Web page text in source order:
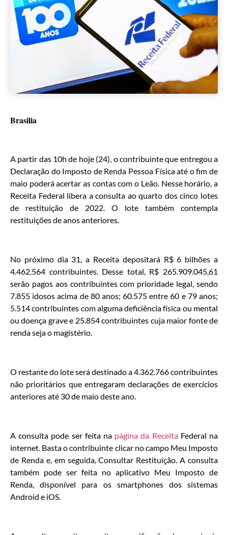
Brasilia
A partir das 10h de hoje (24), o contribuinte que entregou a
Declaração do Imposto de Renda Pessoa Física até o fim de
maio poderá acertar as contas com o Leão. Nesse horário, a
Receita Federal libera a consulta ao quarto dos cinco lotes
de restituição de 2022. O lote também contempla
restituições de anos anteriores.
No próximo dia 31, a Receita depositará R$ 6 bilhões a
4.462.564 contribuintes. Desse total, R$ 265.909.045,61
serão pagos aos contribuintes com prioridade legal, sendo
7.855 idosos acima de 80 anos; 60.575 entre 60 e 79 anos;
5.514 contribuintes com alguma deficiência física ou mental
ou doença grave e 25.854 contribuintes cuja maior fonte de
renda seja o magistério.
O restante do lote será destinado a 4.362.766 contribuintes
não prioritários que entregaram declarações de exercícios
anteriores até 30 de maio deste ano.
A consulta pode ser feita na página da ReceitaFederal na
internet. Basta o contribuinte clicar no campo Meu Imposto
de Renda e, em seguida, Consultar Restituição. A consulta
também pode ser feita no aplicativo Meu Imposto de
Renda, disponível para os smartphones dos sistemas
Android e iOS.